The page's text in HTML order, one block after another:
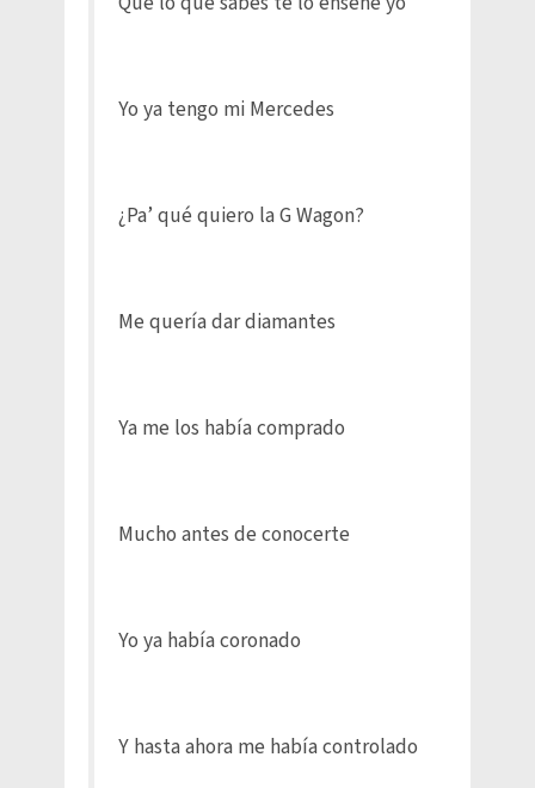
Yo ya tengo mi Mercedes
¿Pa’ qué quiero la G Wagon?
Me quería dar diamantes
Ya me los había comprado
Mucho antes de conocerte
Yo ya había coronado
Y hasta ahora me había controlado